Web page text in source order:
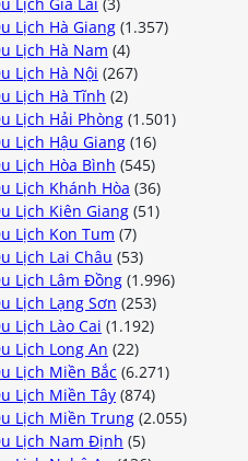
Lịch Hà Giang (1.357)
Lịch Hà Nam (4)
Lịch Hà Nội (267)
Lịch Hà Tĩnh (2)
Lịch Hải Phòng (1.501)
Lịch Hậu Giang (16)
Lịch Hòa Bình (545)
Lịch Khánh Hòa (36)
Lịch Kiên Giang (51)
Lịch Kon Tum (7)
Lịch Lai Châu (53)
Lịch Lâm Đồng (1.996)
Lịch Lạng Sơn (253)
Lịch Lào Cai (1.192)
Lịch Long An (22)
Lịch Miền Bắc (6.271)
Lịch Miền Tây (874)
Lịch Miền Trung (2.055)
Lịch Nam Định (5)